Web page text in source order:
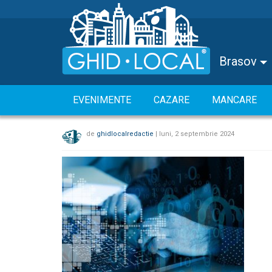
Brasov
EVENIMENTE CAZARE MANCARE
de ghidlocalredactie | luni, 2 septembrie 2024